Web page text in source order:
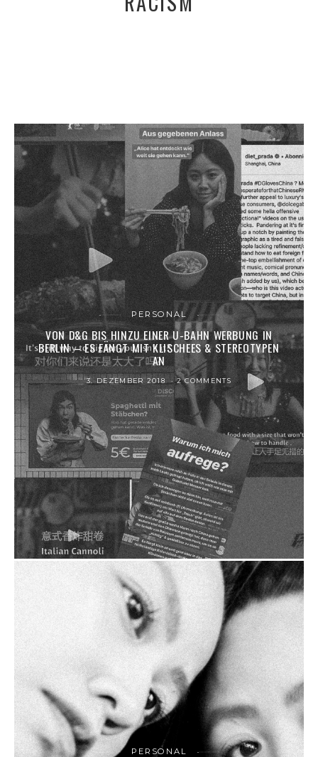
PERSONAL
VON D&G BIS HINZU EINER U-BAHN WERBUNG IN
BERLIN – ES FÄNGT MIT KLISCHEES & STEREOTYPEN
AN
3. DEZEMBER 2018 2 COMMENTS
PERSONAL